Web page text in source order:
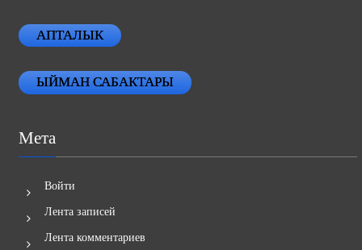
АПТАЛЫК
ЫЙМАН САБАКТАРЫ
Мета
Войти
Лента записей
Лента комментариев